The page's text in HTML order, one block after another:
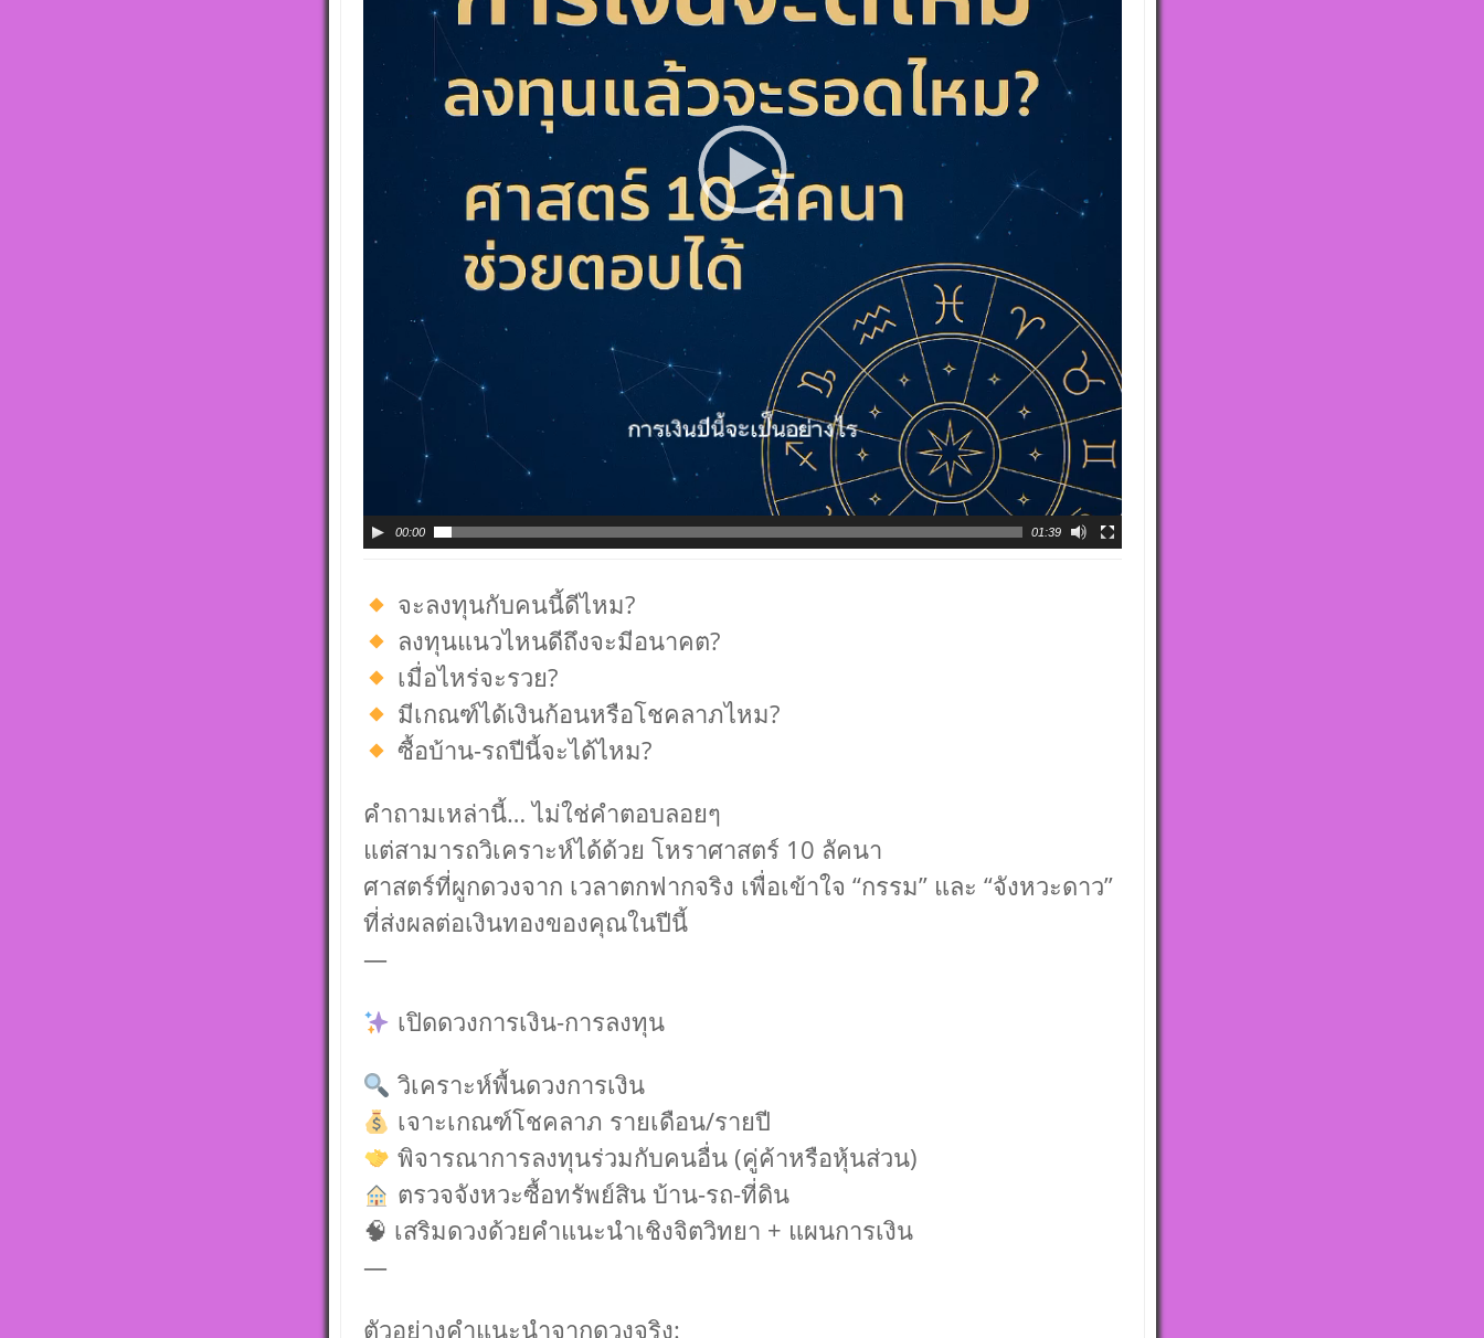
00:00 01:39
จะลงทุนกับคนนี้ดีไหม?
ลงทุนแนวไหนดีถึงจะมีอนาคต?
เมื่อไหร่จะรวย?
มีเกณฑ์ได้เงินก้อนหรือโชคลาภไหม?
ซื้อบ้าน-รถปีนี้จะได้ไหม?
คำถามเหล่านี้… ไม่ใช่คำตอบลอยๆ
แต่สามารถวิเคราะห์ได้ด้วย โหราศาสตร์ 10 ลัคนา
ศาสตร์ที่ผูกดวงจาก เวลาตกฟากจริง เพื่อเข้าใจ “กรรม” และ “จังหวะดาว”
ที่ส่งผลต่อเงินทองของคุณในปีนี้
—
เปิดดวงการเงิน-การลงทุน
วิเคราะห์พื้นดวงการเงิน
เจาะเกณฑ์โชคลาภ รายเดือน/รายปี
พิจารณาการลงทุนร่วมกับคนอื่น (คู่ค้าหรือหุ้นส่วน)
ตรวจจังหวะซื้อทรัพย์สิน บ้าน-รถ-ที่ดิน
🧠 เสริมดวงด้วยคำแนะนำเชิงจิตวิทยา + แผนการเงิน
—
ตัวอย่างคำแนะนำจากดวงจริง: